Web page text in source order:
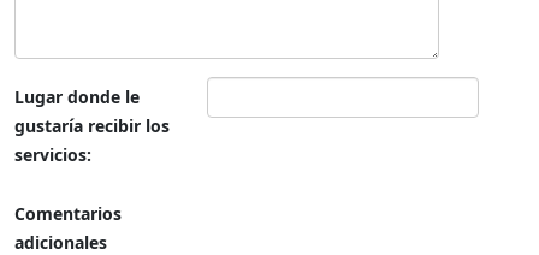
Lugar donde le
gustaría recibir los
servicios:
Comentarios
adicionales